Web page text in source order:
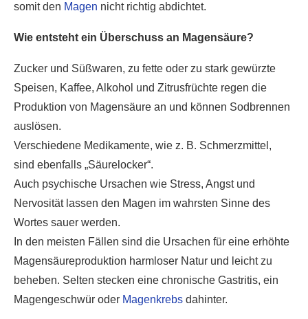
somit den Magen nicht richtig abdichtet.
Wie entsteht ein Überschuss an Magensäure?
Zucker und Süßwaren, zu fette oder zu stark gewürzte
Speisen, Kaffee, Alkohol und Zitrusfrüchte regen die
Produktion von Magensäure an und können Sodbrennen
auslösen.
Verschiedene Medikamente, wie z. B. Schmerzmittel,
sind ebenfalls „Säurelocker“.
Auch psychische Ursachen wie Stress, Angst und
Nervosität lassen den Magen im wahrsten Sinne des
Wortes sauer werden.
In den meisten Fällen sind die Ursachen für eine erhöhte
Magensäureproduktion harmloser Natur und leicht zu
beheben. Selten stecken eine chronische Gastritis, ein
Magengeschwür oder Magenkrebs dahinter.